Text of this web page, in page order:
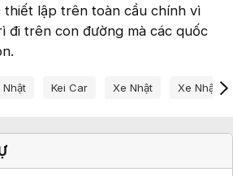
thiết lập trên toàn cầu chính vì
đi trên con đường mà các quốc
Kei Car Xe Nhật Xe Nhật